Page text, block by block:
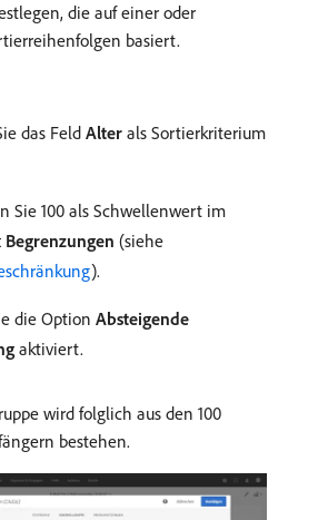
die auf einer oder
basiert.
das Feld Alter als Sortierkriterium
Sie 100 als Schwellenwert im
Begrenzungen (siehe
).
die Option Absteigende
aktiviert.
wird folglich aus den 100
bestehen.